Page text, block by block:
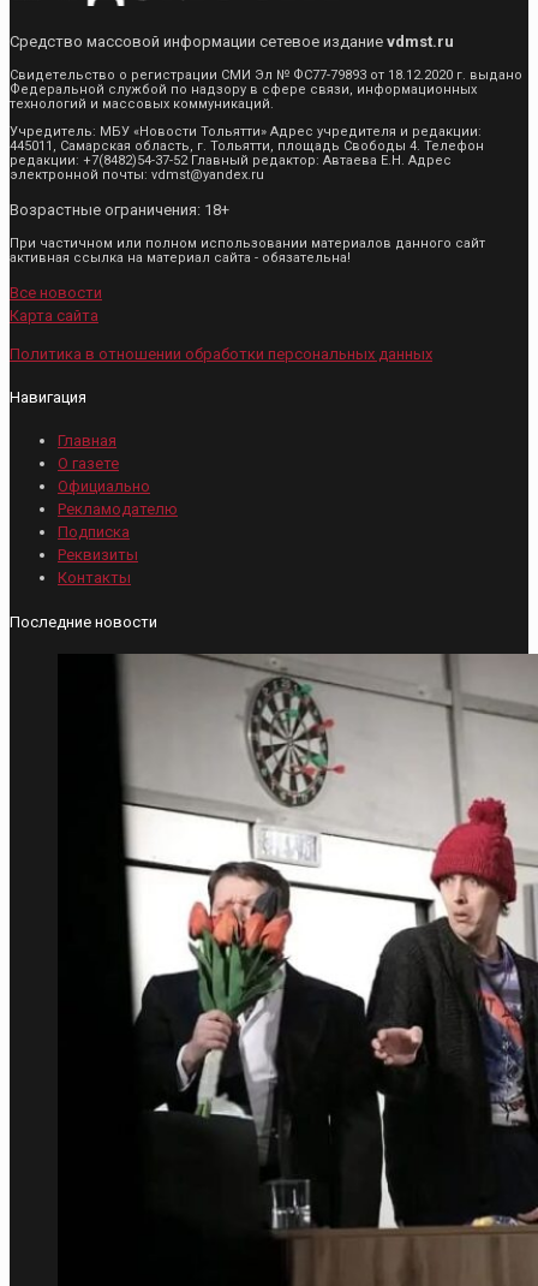
Средство массовой информации сетевое издание vdmst.ru
Свидетельство о регистрации СМИ Эл № ФС77-79893 от 18.12.2020 г. выдано
Федеральной службой по надзору в сфере связи, информационных
технологий и массовых коммуникаций.
Учредитель: МБУ «Новости Тольятти» Адрес учредителя и редакции:
445011, Самарская область, г. Тольятти, площадь Свободы 4. Телефон
редакции: +7(8482)54-37-52 Главный редактор: Автаева Е.Н. Адрес
электронной почты: vdmst@yandex.ru
Возрастные ограничения: 18+
При частичном или полном использовании материалов данного сайт
активная ссылка на материал сайта - обязательна!
Все новости
Карта сайта
Политика в отношении обработки персональных данных
Навигация
Главная
О газете
Официально
Рекламодателю
Подписка
Реквизиты
Контакты
Последние новости